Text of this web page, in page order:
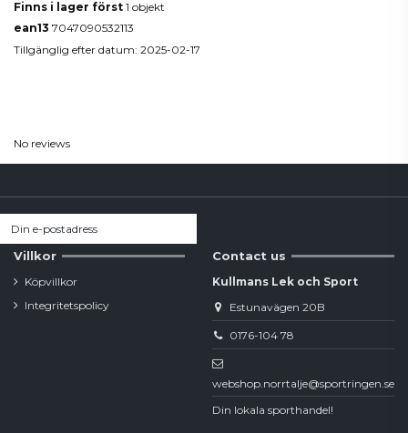
Finns i lager först 1 objekt
ean13 7047090532113
Tillgänglig efter datum: 2025-02-17
No reviews
Villkor
Köpvillkor
Integritetspolicy
Contact us
Kullmans Lek och Sport
Estunavägen 20B
0176-104 78
webshop.norrtalje@sportringen.se
Din lokala sporthandel!